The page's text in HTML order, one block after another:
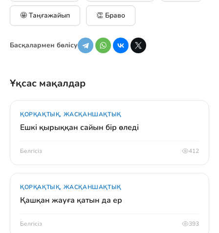
🤩 Таңғажайып 👏 Браво
Басқалармен бөлісу
Ұқсас мақалдар
ҚОРҚАҚТЫҚ, ЖАСҚАНШАҚТЫҚ
Ешкі қырыққан сайын бір өледі
Белгісіз 412
ҚОРҚАҚТЫҚ, ЖАСҚАНШАҚТЫҚ
Қашқан жауға қатын да ер
Белгісіз 393